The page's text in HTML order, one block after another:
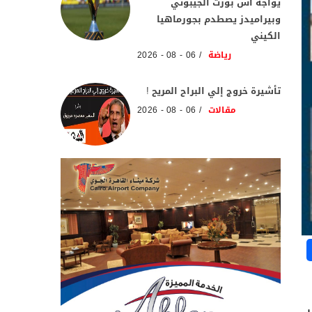
وبيراميدز يصطدم بجورماهيا
الكيني
رياضة 06 - 08 - 2026
تأشيرة خروج إلي البراح المريح !
مقالات 06 - 08 - 2026